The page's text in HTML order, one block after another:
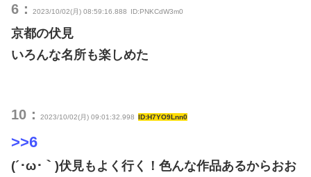
6： 2023/10/02(月) 08:59:16.888 ID:PNKCdW3m0
京都の伏見
いろんな名所も楽しめた
10： 2023/10/02(月) 09:01:32.998 ID:H7YO9Lnn0
>>6
(´･ω･｀)伏見もよく行く！色んな作品あるからおお